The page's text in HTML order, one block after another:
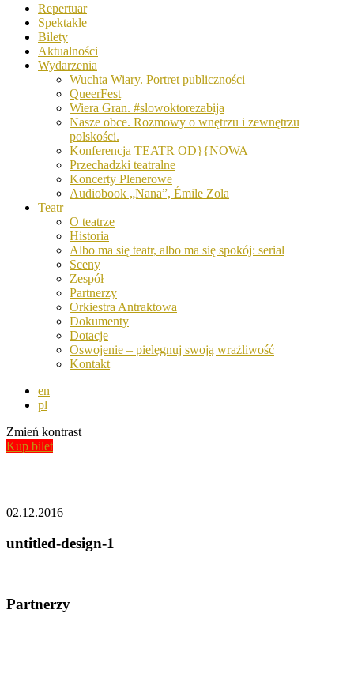
Repertuar
Spektakle
Bilety
Aktualności
Wydarzenia
Wuchta Wiary. Portret publiczności
QueerFest
Wiera Gran. #slowoktorezabija
Nasze obce. Rozmowy o wnętrzu i zewnętrzu
polskości.
Konferencja TEATR OD}{NOWA
Przechadzki teatralne
Koncerty Plenerowe
Audiobook „Nana”, Émile Zola
Teatr
O teatrze
Historia
Albo ma się teatr, albo ma się spokój: serial
Sceny
Zespół
Partnerzy
Orkiestra Antraktowa
Dokumenty
Dotacje
Oswojenie – pielęgnuj swoją wrażliwość
Kontakt
en
pl
Zmień kontrast
Kup bilet
02.12.2016
untitled-design-1
Partnerzy